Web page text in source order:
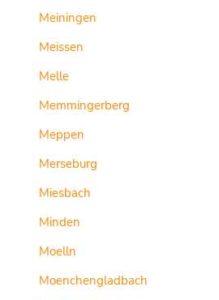
Meiningen
Meissen
Melle
Memmingerberg
Meppen
Merseburg
Miesbach
Minden
Moelln
Moenchengladbach